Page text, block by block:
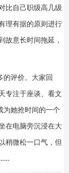
比自己职级高几级
理有据的原则进行
故意长时间拖延，
的评价。大家回
专注于座谈、看文
为她抢时间的一个
在电脑旁沉浸在大
稍微松一口气，但